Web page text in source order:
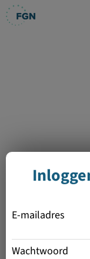
E-mailadres
Wachtwoord